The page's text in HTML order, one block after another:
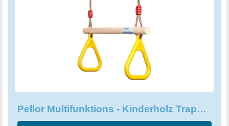
Pellor Multifunktions - Kinderholz Trapeze Schaukel mit Kunststoff-Ringe